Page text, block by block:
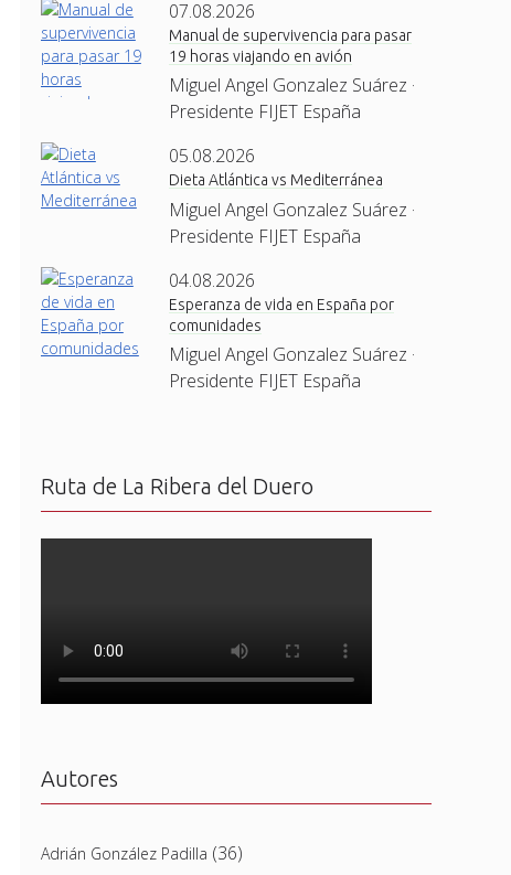
07.08.2026
Manual de supervivencia para pasar
19 horas viajando en avión
Miguel Angel Gonzalez Suárez ·
Presidente FIJET España
05.08.2026
Dieta Atlántica vs Mediterránea
Miguel Angel Gonzalez Suárez ·
Presidente FIJET España
04.08.2026
Esperanza de vida en España por
comunidades
Miguel Angel Gonzalez Suárez ·
Presidente FIJET España
Ruta de La Ribera del Duero
Autores
Adrián González Padilla (36)